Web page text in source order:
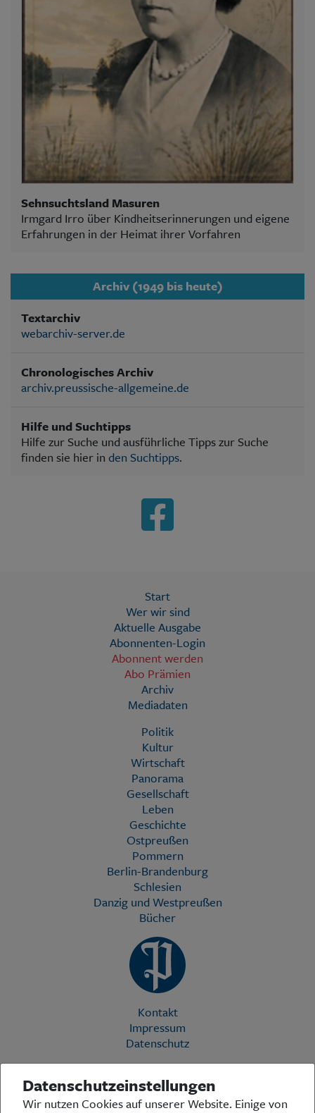
Sehnsuchtsland Masuren
Irmgard Irro über Kindheitserinnerungen und eigene
Erfahrungen in der Heimat ihrer Vorfahren
Archiv (1949 bis heute)
Textarchiv
webarchiv-server.de
Chronologisches Archiv
archiv.preussische-allgemeine.de
Hilfe und Suchtipps
Hilfe zur Suche und ausführliche Tipps zur Suche
finden sie hier in den Suchtipps.
Start
Wer wir sind
Aktuelle Ausgabe
Abonnenten-Login
Abonnent werden
Abo Prämien
Archiv
Mediadaten
Politik
Kultur
Wirtschaft
Panorama
Gesellschaft
Leben
Geschichte
Ostpreußen
Pommern
Berlin-Brandenburg
Schlesien
Danzig und Westpreußen
Bücher
Kontakt
Impressum
Datenschutz
Die Preußische Allgemeine Zeitung (PAZ) ist eine einzigartige Stimme
in der deutschen Medienlandschaft. Woche für Woche berichtet sie
Datenschutzeinstellungen
Wir nutzen Cookies auf unserer Website. Einige von